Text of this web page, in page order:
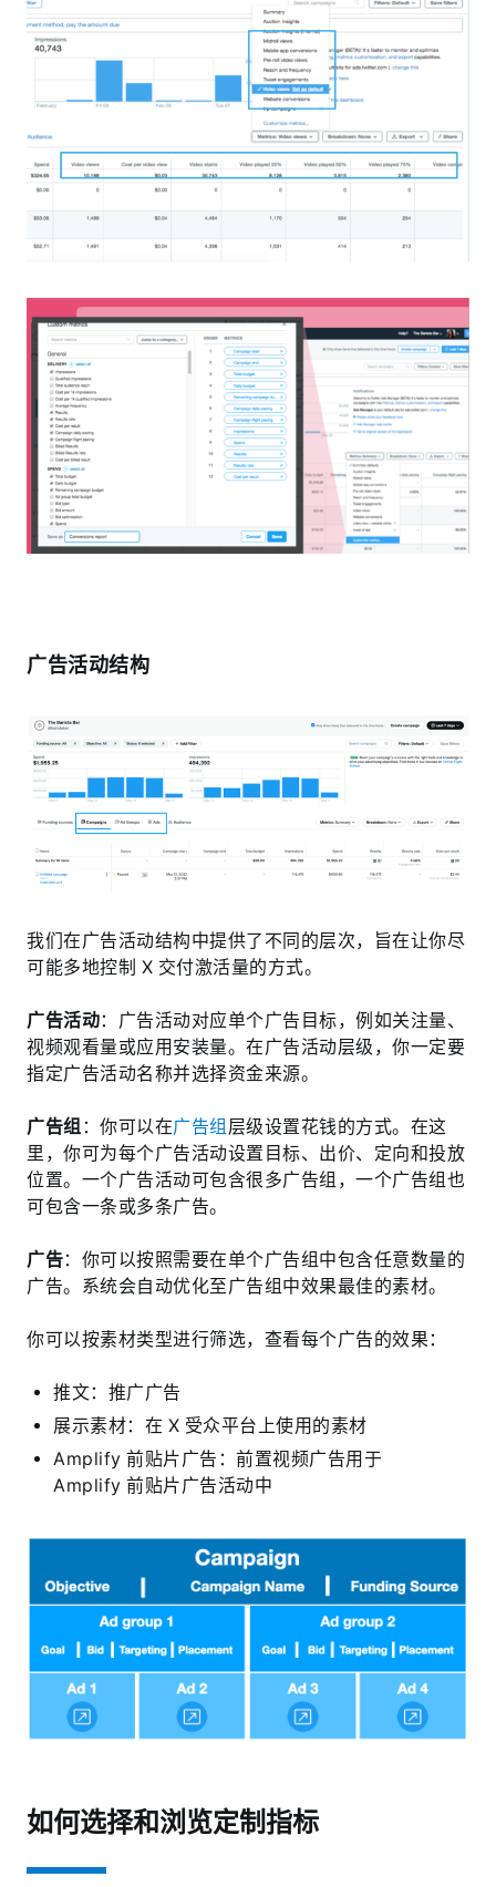
广告活动结构
我们在广告活动结构中提供了不同的层次，旨在让你尽
可能多地控制 X 交付激活量的方式。
广告活动：广告活动对应单个广告目标，例如关注量、
视频观看量或应用安装量。在广告活动层级，你一定要
指定广告活动名称并选择资金来源。
广告组：你可以在广告组 层级设置花钱的方式。在这
里，你可为每个广告活动设置目标、出价、定向和投放
位置。一个广告活动可包含很多广告组，一个广告组也
可包含一条或多条广告。
广告：你可以按照需要在单个广告组中包含任意数量的
广告。系统会自动优化至广告组中效果最佳的素材。
你可以按素材类型进行筛选，查看每个广告的效果：
推文：推广广告
展示素材：在 X 受众平台上使用的素材
Amplify 前贴片广告：前置视频广告用于
Amplify 前贴片广告活动中
如何选择和浏览定制指标